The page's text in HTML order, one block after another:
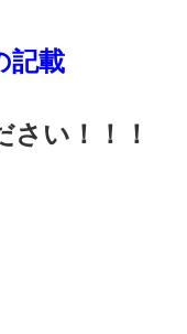
記載
さい！！！